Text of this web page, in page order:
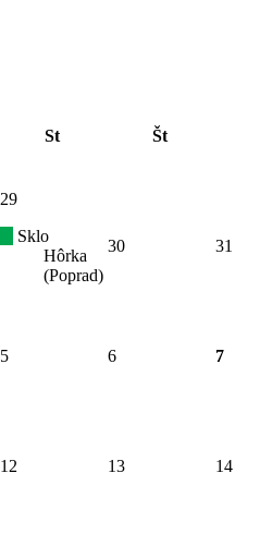
St Št
29
Sklo
Hôrka
(Poprad)
30 31
5 6
7
12 13 14